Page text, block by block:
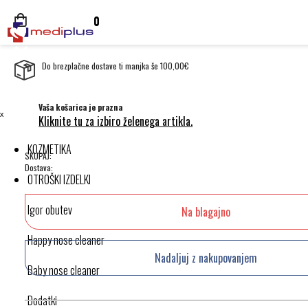
0
Do brezplačne dostave ti manjka še 100,00€
Vaša košarica je prazna
Kliknite tu za izbiro želenega artikla.
SKUPAJ:
Dostava:
Na blagajno
Nadaljuj z nakupovanjem
ˣ
KOZMETIKA
OTROŠKI IZDELKI
Igor obutev
Happy nose cleaner
Baby nose cleaner
Dodatki